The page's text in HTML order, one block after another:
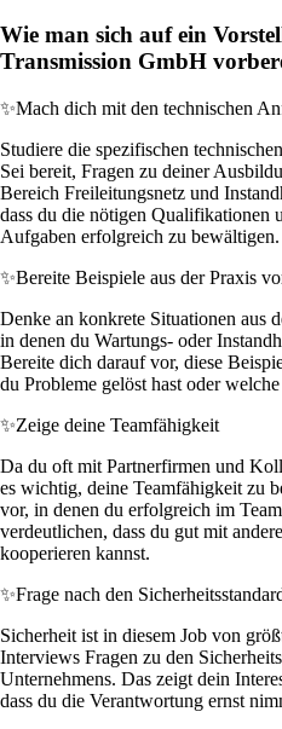
Wie man sich auf ein
Transmission GmbH
✨Mach dich mit den technischen
Studiere die spezifischen
Sei bereit, Fragen zu deiner
Bereich Freileitungsnetz und
dass du die nötigen Qualifikationen
Aufgaben erfolgreich zu bewältigen.
✨Bereite Beispiele aus der Praxis
Denke an konkrete Situationen aus
in denen du Wartungs- oder
Bereite dich darauf vor, diese
du Probleme gelöst hast oder
✨Zeige deine Teamfähigkeit
Da du oft mit Partnerfirmen und
es wichtig, deine Teamfähigkeit zu
vor, in denen du erfolgreich im
verdeutlichen, dass du gut mit
kooperieren kannst.
✨Frage nach den
Sicherheit ist in diesem Job von
Interviews Fragen zu den
Unternehmens. Das zeigt dein
dass du die Verantwortung ernst